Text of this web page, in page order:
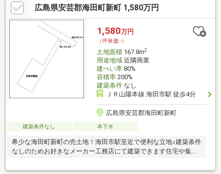
広島県安芸郡海田町新町 1,580万円
1,580万円
（坪単価:-）
土地面積167.8m2
用途地域近隣商業
建ぺい率80%
容積率200%
建築条件なし
ＪＲ山陽本線 海田市駅 徒歩4分
広島県安芸郡海田町新町
建築条件なし 本下水
希少な海田町新町の売土地！海田市駅至近で便利な立地♪建築条件
なしのためお好きなメーカー工務店にて建築できます住宅や集合
問い合わせください！I・Mエステート（株）ＴＥＬ：082-555-